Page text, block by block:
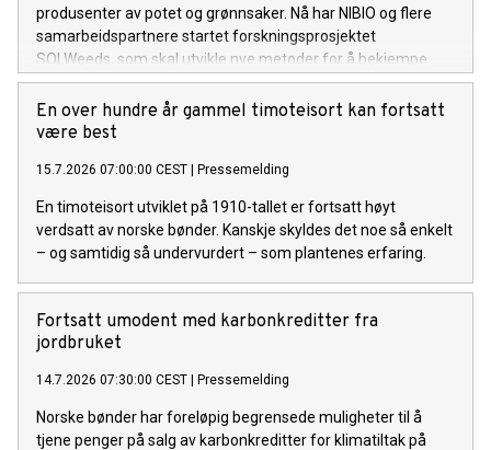
produsenter av potet og grønnsaker. Nå har NIBIO og flere
samarbeidspartnere startet forskningsprosjektet
SOLWeeds, som skal utvikle nye metoder for å bekjempe
ugraset og redusere kostnadene for dyrkerne.
En over hundre år gammel timoteisort kan fortsatt
være best
15.7.2026 07:00:00 CEST | Pressemelding
En timoteisort utviklet på 1910-tallet er fortsatt høyt
verdsatt av norske bønder. Kanskje skyldes det noe så enkelt
– og samtidig så undervurdert – som plantenes erfaring.
Fortsatt umodent med karbonkreditter fra
jordbruket
14.7.2026 07:30:00 CEST | Pressemelding
Norske bønder har foreløpig begrensede muligheter til å
tjene penger på salg av karbonkreditter for klimatiltak på